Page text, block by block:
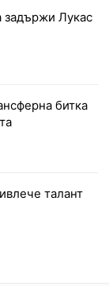
задържи Лукас
битка
талант